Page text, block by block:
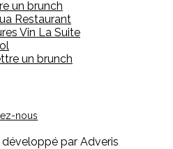
un brunch
Restaurant
Vin La Suite
un brunch
nous
par Adveris